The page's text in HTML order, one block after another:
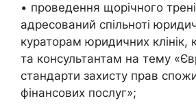
• проведення щорічного
адресований спільноті
кураторам юридичних клінік,
та консультантам на тему
стандарти захисту прав
фінансових послуг»;